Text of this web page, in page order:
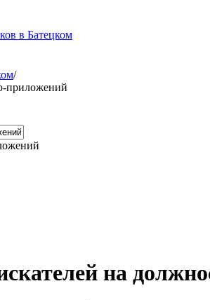
в Батецком
/
приложений
на